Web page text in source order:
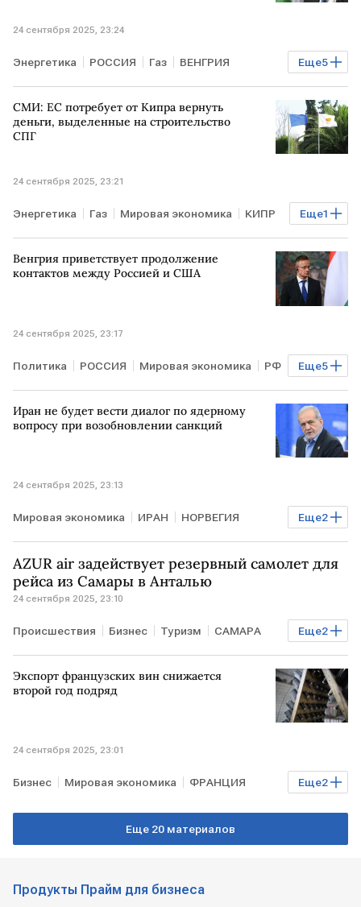
24 сентября 2025, 23:24
Еще5
Энергетика РОССИЯ Газ ВЕНГРИЯ
МОСКВА Петер Сийярто МИД ЕК ЕС
СМИ: ЕС потребует от Кипра вернуть
деньги, выделенные на строительство
СПГ
24 сентября 2025, 23:21
Еще1
Энергетика Газ Мировая экономика КИПР
ЕС
Венгрия приветствует продолжение
контактов между Россией и США
24 сентября 2025, 23:17
Еще5
Политика РОССИЯ Мировая экономика РФ
США ВЕНГРИЯ Петер Сийярто
Марко Рубио ООН
Иран не будет вести диалог по ядерному
вопросу при возобновлении санкций
24 сентября 2025, 23:13
Еще2
Мировая экономика ИРАН НОРВЕГИЯ
Тегеран Масуд Пезешкиан
AZUR air задействует резервный самолет для
рейса из Самары в Анталью
24 сентября 2025, 23:10
Еще2
Происшествия Бизнес Туризм САМАРА
Анталья Azur Air
Экспорт французских вин снижается
второй год подряд
24 сентября 2025, 23:01
Еще2
Бизнес Мировая экономика ФРАНЦИЯ
США КИТАЙ
ЕС
Еще 20 материалов
Продукты Прайм для бизнеса